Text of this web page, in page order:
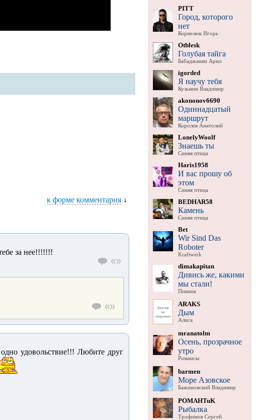
к форме комментария ↓
за нее!!!!!!!
удовольствие!!! Любите друг
PITT
Город, которого
нет
Корнелюк Игорь
Otblesk
Голубая тайга
Бабаджанян Арно
igorded
Я научу тебя
Кузьмин Владимир
akononov6690
Одиннадцатый
маршрут
Королев Анатолий
LonelyWoolf
Знаешь ты
Синяя птица
Haris1958
И вас прошу об
этом
Синяя птица
BEDHAR58
Камень
Синяя птица
Bet
Wir Sind Das
Roboter
Kraftwerk
dimakapitan
Дивись же, какими
мы стали!
Пикник
ARAKS
Дым
Алиса
mranatolm
Осень, прозрачное
утро
Романсы
barmen
Море Азовское
Бажиновский Владимир
POMAHTuK
Рыбалка
Трофимов Сергей